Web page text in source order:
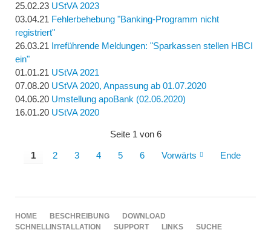
25.02.23 UStVA 2023
03.04.21 Fehlerbehebung "Banking-Programm nicht
registriert"
26.03.21 Irreführende Meldungen: "Sparkassen stellen HBCI
ein"
01.01.21 UStVA 2021
07.08.20 UStVA 2020, Anpassung ab 01.07.2020
04.06.20 Umstellung apoBank (02.06.2020)
16.01.20 UStVA 2020
Seite 1 von 6
1 2 3 4 5 6 Vorwärts Ende
NAVIGATION
ÜBERSPRINGEN
HOME BESCHREIBUNG
DOWNLOAD
SCHNELLINSTALLATION
SUPPORT LINKS SUCHE